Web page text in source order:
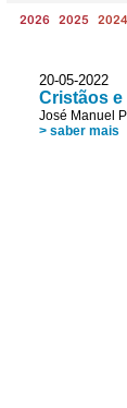
2026 2025 2024
20-05-
Cristãos
José Manuel
> saber mais